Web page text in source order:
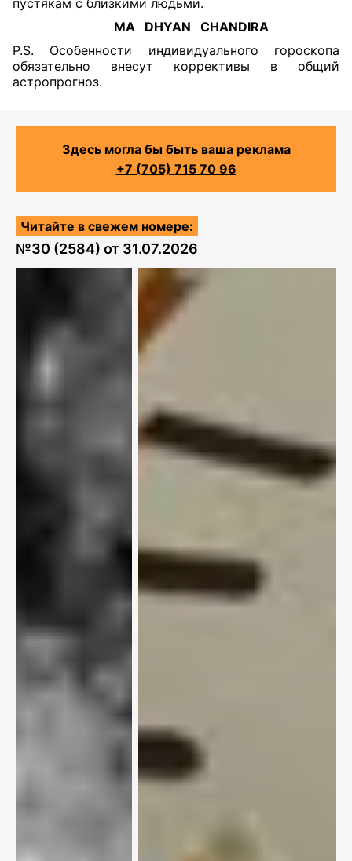
пустякам с близкими людьми.
MA DHYAN CHANDIRA
P.S. Особенности индивидуального гороскопа
обязательно внесут коррективы в общий
астропрогноз.
Здесь могла бы быть ваша реклама
+7 (705) 715 70 96
Читайте в свежем номере:
№30 (2584) от 31.07.2026